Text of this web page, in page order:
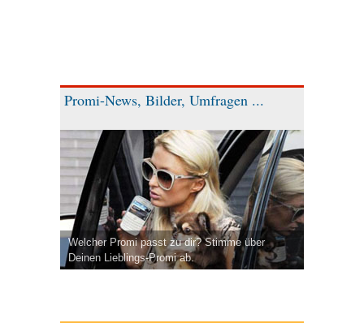
Promi-News, Bilder, Umfragen ...
Welcher Promi passt zu dir? Stimme über
Deinen Lieblings-Promi ab.